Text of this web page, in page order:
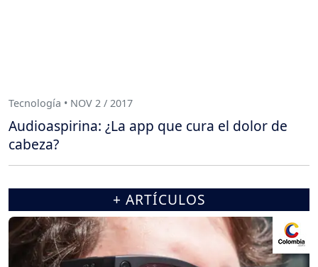
Tecnología • NOV 2 / 2017
Audioaspirina: ¿La app que cura el dolor de
cabeza?
+ ARTÍCULOS